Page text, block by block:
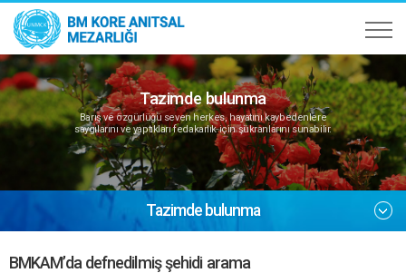
Tazimde bulunma
Barış ve özgürlüğü seven herkes, hayatını kaybedenlere
saygılarını ve yaptıkları fedakarlık için şükranlarını sunabilir.
Tazimde bulunma
BMKAM’da defnedilmiş şehidi arama